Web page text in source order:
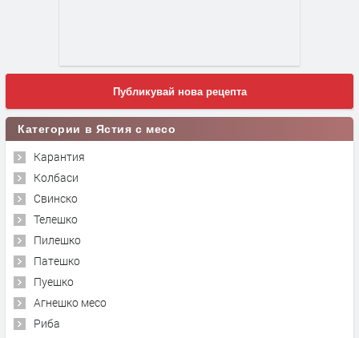
Публикувай нова рецепта
Категории в Ястия с месо
Карантия
Колбаси
Свинско
Телешко
Пилешко
Патешко
Пуешко
Агнешко месо
Риба